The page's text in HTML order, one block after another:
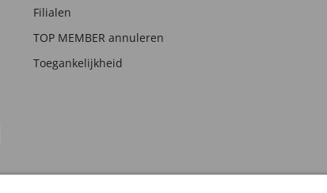
Filialen
TOP MEMBER annuleren
Toegankelijkheid